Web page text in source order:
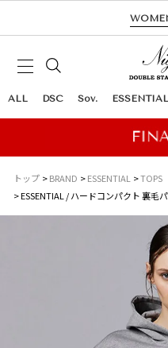
ALL DSC Sov. ESSENTIAL
トップ BRAND ESSENTIAL
TOPS
ESSENTIAL / ハードコンパクト 裏毛